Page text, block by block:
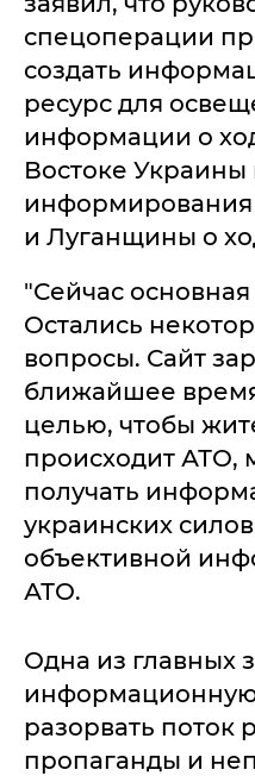
спецоперации
создать
ресурс для
информации о
Востоке Украины
и Луганщины о
"Сейчас
Остались
вопросы. Сайт
ближайшее
целью, чтобы
происходит АТО,
получать
украинских
объективной
АТО.
Одна из главных
информационную
разорвать поток
пропаганды и